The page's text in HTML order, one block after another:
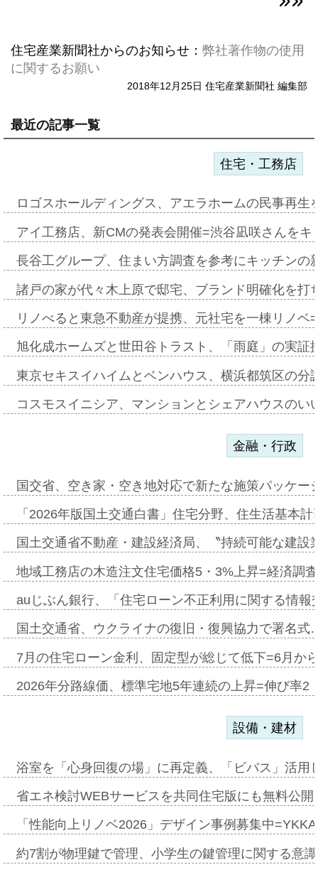
住宅産業新聞社からのお知らせ： 弊社著作物の使用
に関するお願い
2018年12月25日 住宅産業新聞社 編集部
最近の記事一覧
住宅・工務店
ロゴスホールディングス、アエラホームの民事再
アイ工務店、新CMの発表会開催=渋谷凪咲さんを
長谷工グループ、住まい方調査を参考にキッチン
諸戸の家が代々木上原で邸宅、ブランド明確化を
リノべると東急不動産が提携、元社宅を一棟リノ
旭化成ホームズと世田谷トラスト、「雨庭」の実
東京セキスイハイムとベンハウス、横浜都筑区の
コスモスイニシア、マンションとシェアハウスの
金融・行政
国交省、空き家・空き地対応で新たな施策パッケ
「2026年版国土交通白書」住宅分野、住生活基本
国土交通省不動産・建設経済局、〝持続可能な建
地域工務店の木造注文住宅価格5・3%上昇=経済調
auじぶん銀行、「住宅ローン不正利用に関する情
国土交通省、ウクライナの復旧・復興協力で署名
7月の住宅ローン金利、固定型が総じて低下=6月か
2026年分路線価、標準宅地5年連続の上昇=伸び率
設備・建材
浴室を「心身回復の場」に再定義、「ビバス」活
省エネ検討WEBサービスを共同住宅版にも無料公
「性能向上リノベ2026」デザイン事例募集中
約7割が物理鍵で管理、小学生の鍵管理に関する意